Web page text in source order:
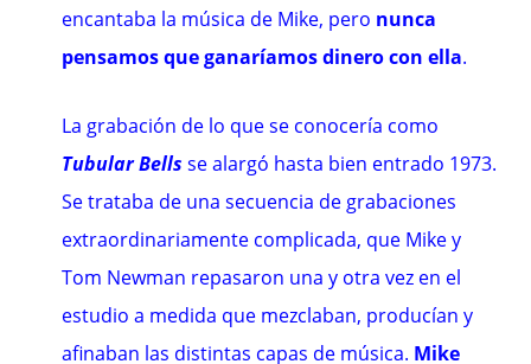
encantaba la música de Mike, pero nunca
pensamos que ganaríamos dinero con ella.
La grabación de lo que se conocería como
Tubular Bells se alargó hasta bien entrado 1973.
Se trataba de una secuencia de grabaciones
extraordinariamente complicada, que Mike y
Tom Newman repasaron una y otra vez en el
estudio a medida que mezclaban, producían y
afinaban las distintas capas de música. Mike